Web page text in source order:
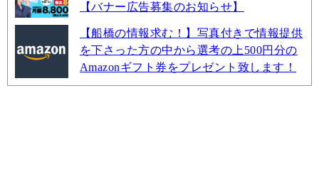
【バナー広告募集のお知らせ】
【船橋の情報求む！】写真付きで情報提供
を下さった方の中から選考の上500円分の
Amazonギフト券をプレゼント致します！